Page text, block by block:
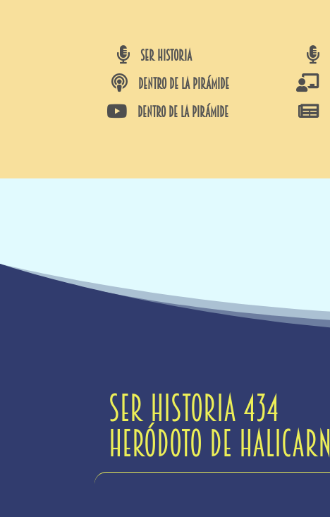
 SER HISTORIA
 DENTRO DE LA PIRÁMIDE
 DENTRO DE LA PIRÁMIDE



Ser Historia 434
Heródoto de